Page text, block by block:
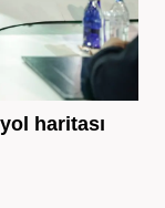
haritası